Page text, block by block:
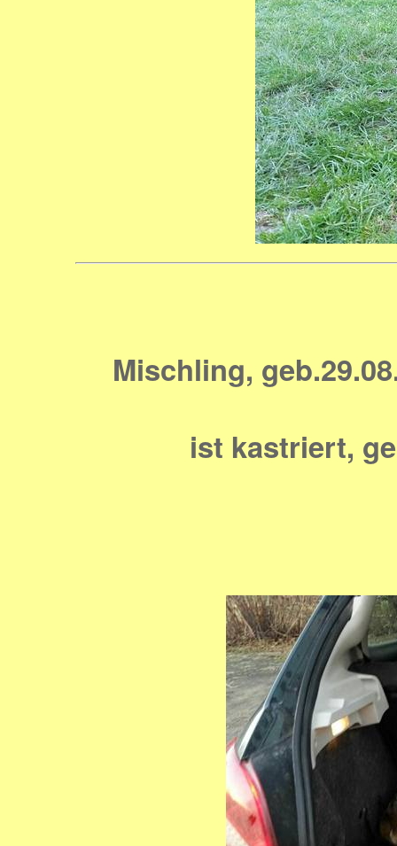
Mischling, geb.
ist kastriert,